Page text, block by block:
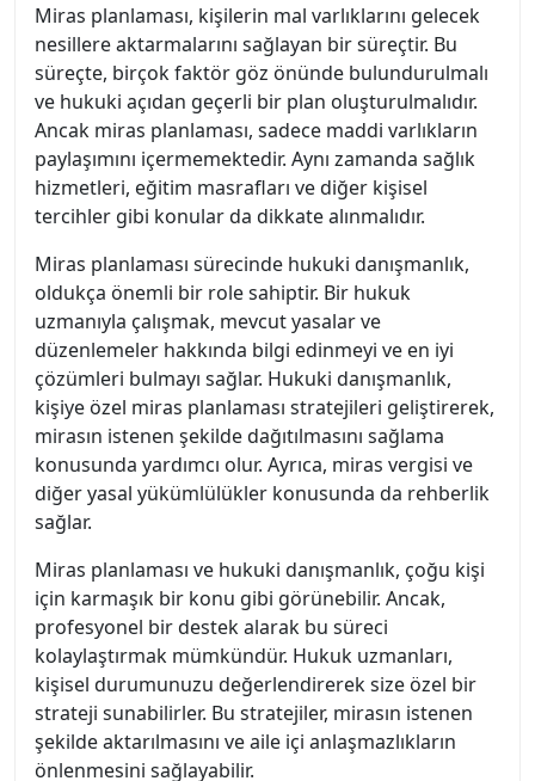
Miras planlaması, kişilerin mal varlıklarını gelecek
nesillere aktarmalarını sağlayan bir süreçtir. Bu
süreçte, birçok faktör göz önünde bulundurulmalı
ve hukuki açıdan geçerli bir plan oluşturulmalıdır.
Ancak miras planlaması, sadece maddi varlıkların
paylaşımını içermemektedir. Aynı zamanda sağlık
hizmetleri, eğitim masrafları ve diğer kişisel
tercihler gibi konular da dikkate alınmalıdır.
Miras planlaması sürecinde hukuki danışmanlık,
oldukça önemli bir role sahiptir. Bir hukuk
uzmanıyla çalışmak, mevcut yasalar ve
düzenlemeler hakkında bilgi edinmeyi ve en iyi
çözümleri bulmayı sağlar. Hukuki danışmanlık,
kişiye özel miras planlaması stratejileri geliştirerek,
mirasın istenen şekilde dağıtılmasını sağlama
konusunda yardımcı olur. Ayrıca, miras vergisi ve
diğer yasal yükümlülükler konusunda da rehberlik
sağlar.
Miras planlaması ve hukuki danışmanlık, çoğu kişi
için karmaşık bir konu gibi görünebilir. Ancak,
profesyonel bir destek alarak bu süreci
kolaylaştırmak mümkündür. Hukuk uzmanları,
kişisel durumunuzu değerlendirerek size özel bir
strateji sunabilirler. Bu stratejiler, mirasın istenen
şekilde aktarılmasını ve aile içi anlaşmazlıkların
önlenmesini sağlayabilir.